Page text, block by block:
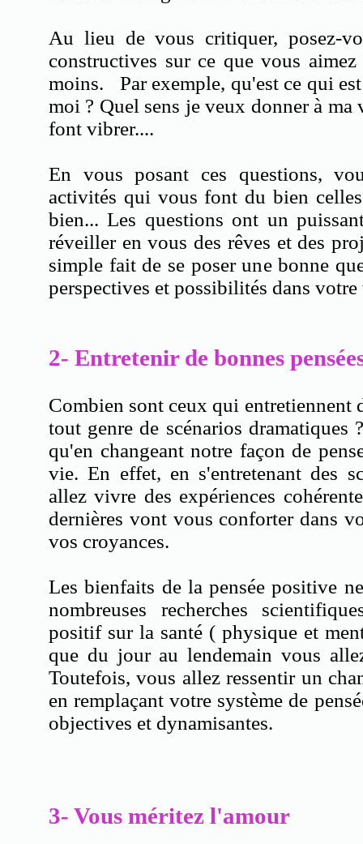
Au lieu de vous critiquer, posez-
constructives sur ce que vous
moins. Par exemple, qu'est ce qui
moi ? Quel sens je veux donner à ma
font vibrer....
En vous posant ces questions,
activités qui vous font du bien
bien... Les questions ont un
réveiller en vous des rêves et des
simple fait de se poser une bonne
perspectives et possibilités dans
2- Entretenir de bonnes
Combien sont ceux qui entretiennent
tout genre de scénarios dramatiques
qu'en changeant notre façon de
vie. En effet, en s'entretenant des
allez vivre des expériences
dernières vont vous conforter dans
vos croyances.
Les bienfaits de la pensée positive
nombreuses recherches
positif sur la santé ( physique et
que du jour au lendemain vous
Toutefois, vous allez ressentir un
en remplaçant votre système de
objectives et dynamisantes.
3- Vous méritez l'amour